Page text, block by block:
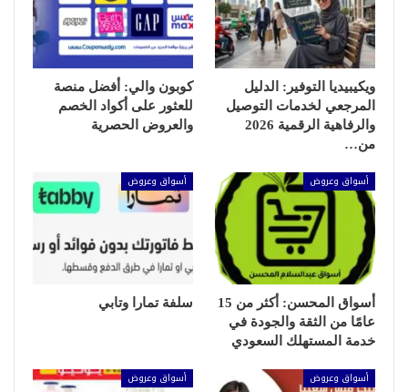
ويكيبيديا التوفير: الدليل
المرجعي لخدمات التوصيل
والرفاهية الرقمية 2026
من…
كوبون والي: أفضل منصة
للعثور على أكواد الخصم
والعروض الحصرية
أسواق وعروض
أسواق المحسن: أكثر من 15
عامًا من الثقة والجودة في
خدمة المستهلك السعودي
أسواق وعروض
سلفة تمارا وتابي
أسواق وعروض أسواق وعروض